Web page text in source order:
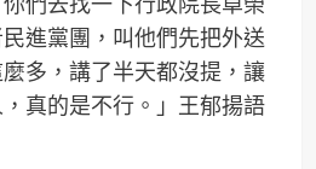
進黨團，叫他們先把外送
多，講了半天都沒提，讓
真的是不行。」王郁揚語